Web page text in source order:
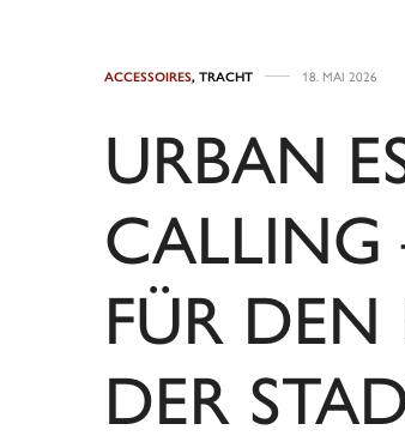
ACCESSOIRES, TRACHT 18. MAI 2026
URBAN
CALLING
FÜR DEN
DER